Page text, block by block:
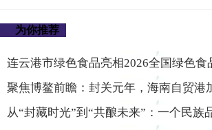
为你推荐
连云港市绿色食品亮相2026全国绿色食
聚焦博鳌前瞻：封关元年，海南自贸港
从“封藏时光”到“共酿未来”：一个民族